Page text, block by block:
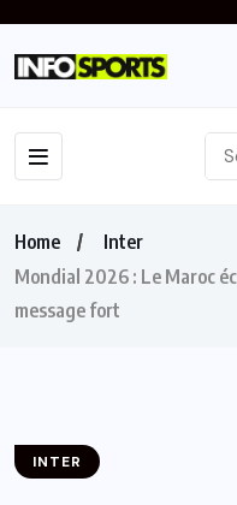
Home
Inter
Mondial 2026 : Le Maroc
message fort
INTER